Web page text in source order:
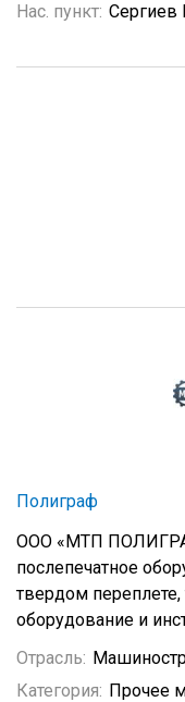
Нас. пункт: Сергиев
Полиграф
ООО «МТП
послепечатное
твердом
оборудование и
Отрасль:
Категория: Прочее